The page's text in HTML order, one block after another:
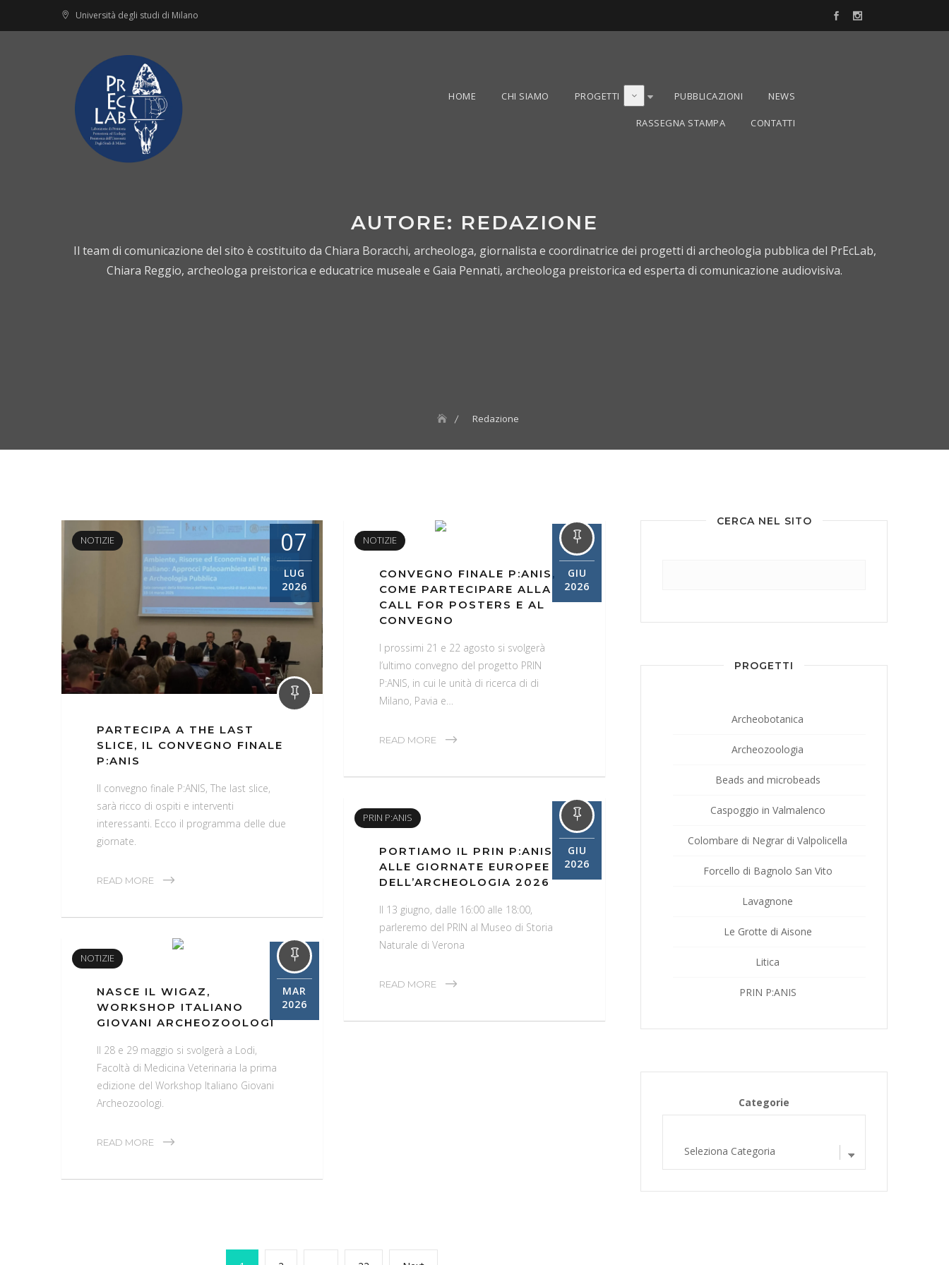
Università degli studi di Milano
HOME CHI SIAMO PROGETTI PUBBLICAZIONI NEWS
RASSEGNA STAMPA CONTATTI
AUTORE: REDAZIONE
Il team di comunicazione del sito è costituito da Chiara Boracchi, archeologa, giornalista e coordinatrice dei progetti di archeologia pubblica del PrEcLab,
Chiara Reggio, archeologa preistorica e educatrice museale e Gaia Pennati, archeologa preistorica ed esperta di comunicazione audiovisiva.
Redazione
NOTIZIE 07
LUG
2026
PARTECIPA A THE LAST
SLICE, IL CONVEGNO FINALE
P:ANIS
Il convegno finale P:ANIS, The last slice,
sarà ricco di ospiti e interventi
interessanti. Ecco il programma delle due
giornate.
READ MORE
NOTIZIE 24
GIU
2026
CONVEGNO FINALE P:ANIS,
COME PARTECIPARE ALLA
CALL FOR POSTERS E AL
CONVEGNO
I prossimi 21 e 22 agosto si svolgerà
l’ultimo convegno del progetto PRIN
P:ANIS, in cui le unità di ricerca di di
Milano, Pavia e…
READ MORE
PRIN P:ANIS 07
GIU
2026
PORTIAMO IL PRIN P:ANIS
ALLE GIORNATE EUROPEE
DELL’ARCHEOLOGIA 2026
Il 13 giugno, dalle 16:00 alle 18:00,
parleremo del PRIN al Museo di Storia
Naturale di Verona
READ MORE
NOTIZIE 18
MAR
2026
NASCE IL WIGAZ,
WORKSHOP ITALIANO
GIOVANI ARCHEOZOOLOGI
Il 28 e 29 maggio si svolgerà a Lodi,
Facoltà di Medicina Veterinaria la prima
edizione del Workshop Italiano Giovani
Archeozoologi.
READ MORE
CERCA NEL SITO
PROGETTI
Archeobotanica
Archeozoologia
Beads and microbeads
Caspoggio in Valmalenco
Colombare di Negrar di Valpolicella
Forcello di Bagnolo San Vito
Lavagnone
Le Grotte di Aisone
Litica
PRIN P:ANIS
Categorie